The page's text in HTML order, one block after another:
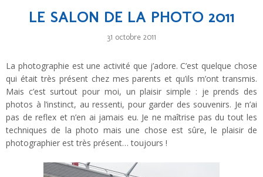
LE SALON DE LA PHOTO 2011
31 octobre 2011
La photographie est une activité que j’adore. C’est quelque chose
qui était très présent chez mes parents et qu’ils m’ont transmis.
Mais c’est surtout pour moi, un plaisir simple : je prends des
photos à l’instinct, au ressenti, pour garder des souvenirs. Je n’ai
pas de reflex et n’en ai jamais eu. Je ne maîtrise pas du tout les
techniques de la photo mais une chose est sûre, le plaisir de
photographier est très présent… toujours !